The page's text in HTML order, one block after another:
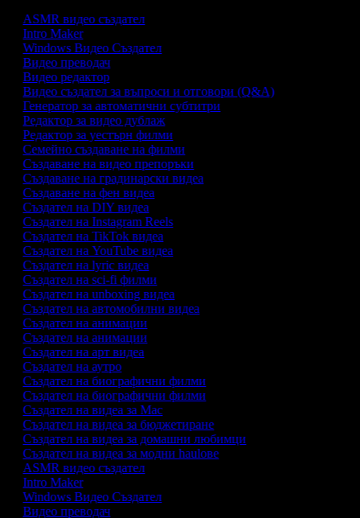
ASMR видео създател
Intro Maker
Windows Видео Създател
Видео преводач
Видео редактор
Видео създател за въпроси и отговори (Q&A)
Генератор за автоматични субтитри
Редактор за видео дублаж
Редактор за уестърн филми
Семейно създаване на филми
Създаване на видео препоръки
Създаване на градинарски видеа
Създаване на фен видеа
Създател на DIY видеа
Създател на Instagram Reels
Създател на TikTok видеа
Създател на YouTube видеа
Създател на lyric видеа
Създател на sci-fi филми
Създател на unboxing видеа
Създател на автомобилни видеа
Създател на анимации
Създател на анимации
Създател на арт видеа
Създател на аутро
Създател на биографични филми
Създател на биографични филми
Създател на видеа за Mac
Създател на видеа за бюджетиране
Създател на видеа за домашни любимци
Създател на видеа за модни haulове
ASMR видео създател
Intro Maker
Windows Видео Създател
Видео преводач